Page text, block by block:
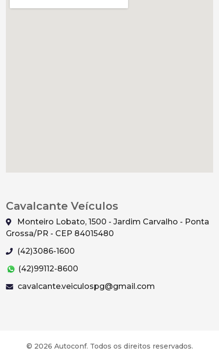
Cavalcante Veículos
Monteiro Lobato, 1500 - Jardim Carvalho - Ponta
Grossa/PR - CEP 84015480
(42)3086-1600
(42)99112-8600
cavalcante.veiculospg@gmail.com
© 2026 Autoconf. Todos os direitos reservados.